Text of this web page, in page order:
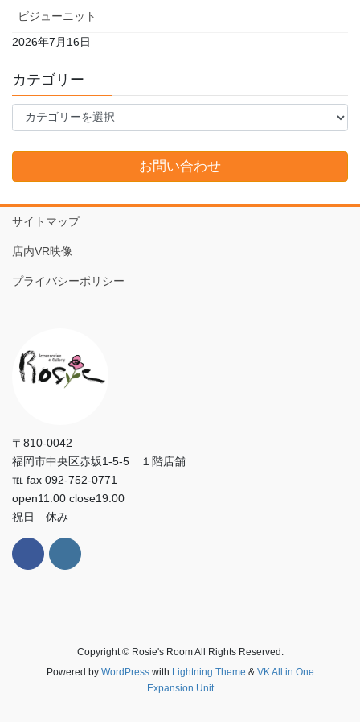
ビジューニット
2026年7月16日
カテゴリー
テ
ー
お問い合わせ
サイトマップ
店内VR映像
プライバシーポリシー
〒810-0042
福岡市中央区赤坂1-5-5 １階店舗
℡ fax 092-752-0771
open11:00 close19:00
祝日 休み
Copyright © Rosie's Room All Rights Reserved.
Powered by WordPresswith Lightning Theme & VK All in One
Expansion Unit